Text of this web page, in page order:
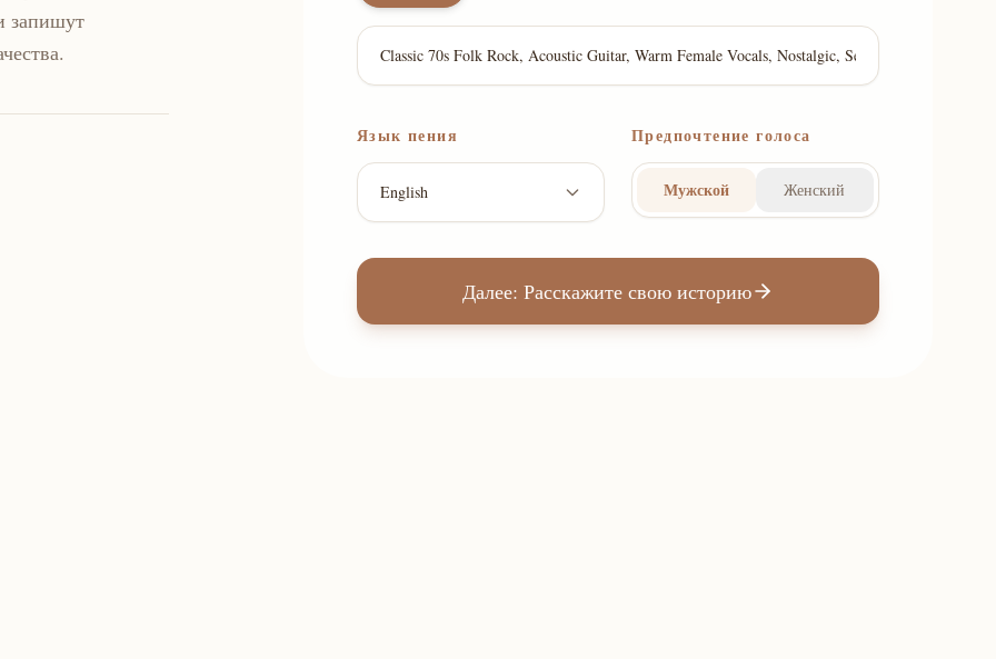
запишут
Язык пения
English
Предпочтение голоса
Мужской Женский
Далее: Расскажите свою историю